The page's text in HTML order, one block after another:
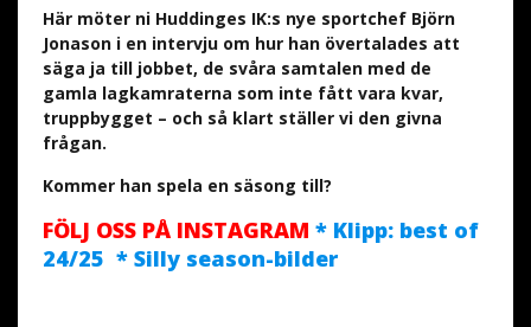
Här möter ni Huddinges IK:s nye sportchef Björn
Jonason i en intervju om hur han övertalades att
säga ja till jobbet, de svåra samtalen med de
gamla lagkamraterna som inte fått vara kvar,
truppbygget – och så klart ställer vi den givna
frågan.
Kommer han spela en säsong till?
FÖLJ OSS PÅ INSTAGRAM * Klipp: best of
24/25 * Silly season-bilder